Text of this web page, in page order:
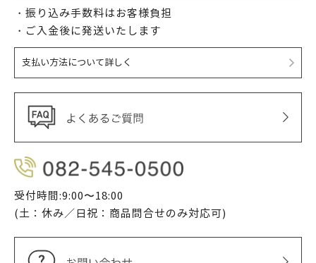
・振り込み手数料はお客様負担
・ご入金後に発送いたします
支払い方法について詳しく
受付時間:9:00〜18:00
(土：休み／日祝：商品問合せのみ対応可)